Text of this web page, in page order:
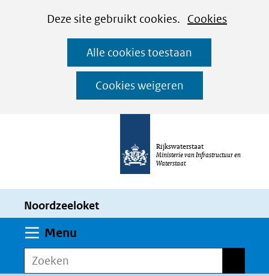
CookiesDeze site gebruikt cookies. Cookies
worden
toegestaan
geweigerd.
Alle cookies toestaan
Cookies weigeren
Ga
naar
de
inhoud
Rijkswaterstaat
Ministerie van Infrastructuur en
Waterstaat
Noordzeeloket
Menu
Zoeken